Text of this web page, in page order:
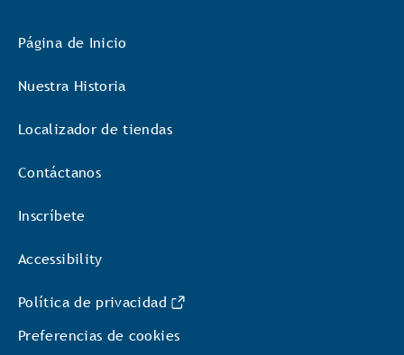
Página de Inicio
Nuestra Historia
Localizador de tiendas
Contáctanos
Inscríbete
Accessibility
Política de privacidad
Preferencias de cookies